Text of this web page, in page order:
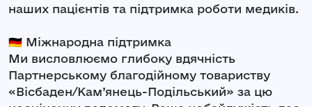
наших пацієнтів та підтримка роботи медиків.
🇩🇪 Міжнародна підтримка
Ми висловлюємо глибоку вдячність
Партнерському благодійному товариству
«Вісбаден/Кам’янець-Подільський» за цю